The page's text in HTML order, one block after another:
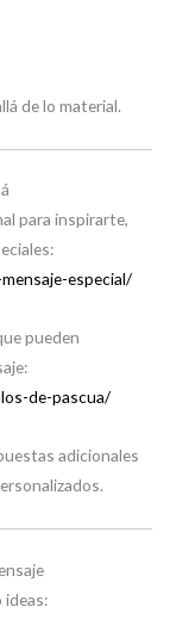
de lo material.
para inspirarte,
especial/
pueden
de-pascua/
adicionales
ideas: